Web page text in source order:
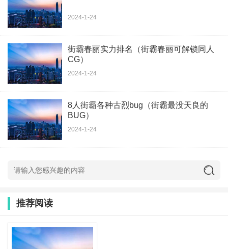
2024-1-24
街霸春丽实力排名（街霸春丽可解锁同人
CG）
2024-1-24
8人街霸各种古烈bug（街霸最没天良的
BUG）
2024-1-24
推荐阅读